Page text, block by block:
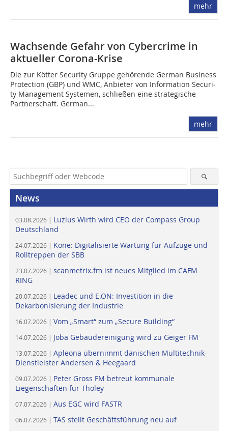
mehr
Wachsende Gefahr von Cybercrime in
aktueller Corona-Krise
Die zur Kötter Security Gruppe gehörende German Business
Protection (GBP) und WMC, Anbieter von Information Secu­ri­
ty Management Systemen, schließen eine strategische
Partner­schaft. German...
mehr
News
03.08.2026 | Luzius Wirth wird CEO der Compass Group
Deutschland
24.07.2026 | Kone: Digitalisierte Wartung für Aufzüge und
Rolltreppen der SBB
23.07.2026 | scanmetrix.fm ist neues Mitglied im CAFM
RING
20.07.2026 | Leadec und E.ON: Investition in die
Dekarbonisierung der Industrie
16.07.2026 | Vom „Smart“ zum „Secure Building“
14.07.2026 | Joba Gebäudereinigung wird zu Geiger FM
13.07.2026 | Apleona übernimmt dänischen Multitechnik-
Dienstleister Andersen & Heegaard
09.07.2026 | Peter Gross FM betreut kommunale
Liegenschaften für Tholey
07.07.2026 | Aus EGC wird FASTR
06.07.2026 | TAS stellt Geschäftsführung neu auf